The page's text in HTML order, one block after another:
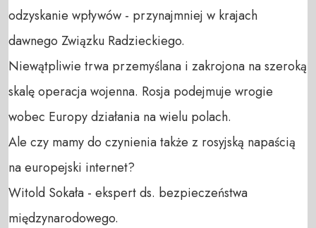
odzyskanie wpływów - przynajmniej w krajach
dawnego Związku Radzieckiego.
Niewątpliwie trwa przemyślana i zakrojona na szeroką
skalę operacja wojenna. Rosja podejmuje wrogie
wobec Europy działania na wielu polach.
Ale czy mamy do czynienia także z rosyjską napaścią
na europejski internet?
Witold Sokała - ekspert ds. bezpieczeństwa
międzynarodowego.